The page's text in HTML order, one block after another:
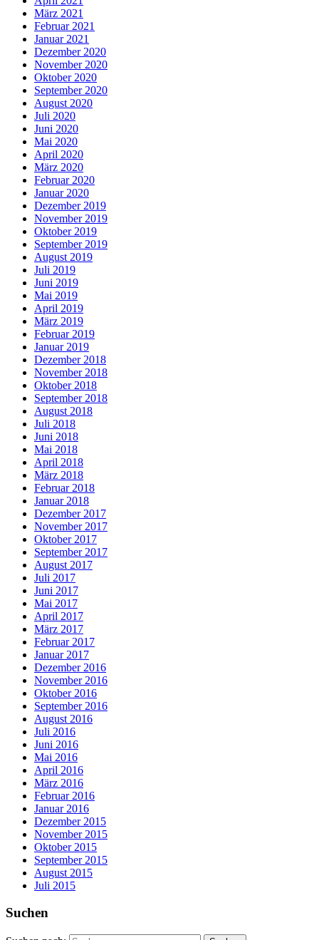
März 2021
Februar 2021
Januar 2021
Dezember 2020
November 2020
Oktober 2020
September 2020
August 2020
Juli 2020
Juni 2020
Mai 2020
April 2020
März 2020
Februar 2020
Januar 2020
Dezember 2019
November 2019
Oktober 2019
September 2019
August 2019
Juli 2019
Juni 2019
Mai 2019
April 2019
März 2019
Februar 2019
Januar 2019
Dezember 2018
November 2018
Oktober 2018
September 2018
August 2018
Juli 2018
Juni 2018
Mai 2018
April 2018
März 2018
Februar 2018
Januar 2018
Dezember 2017
November 2017
Oktober 2017
September 2017
August 2017
Juli 2017
Juni 2017
Mai 2017
April 2017
März 2017
Februar 2017
Januar 2017
Dezember 2016
November 2016
Oktober 2016
September 2016
August 2016
Juli 2016
Juni 2016
Mai 2016
April 2016
März 2016
Februar 2016
Januar 2016
Dezember 2015
November 2015
Oktober 2015
September 2015
August 2015
Juli 2015
Suchen